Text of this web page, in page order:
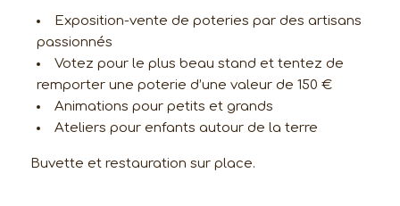
Exposition-vente de poteries par des artisans
passionnés
Votez pour le plus beau stand et tentez de
remporter une poterie d’une valeur de 150 €
Animations pour petits et grands
Ateliers pour enfants autour de la terre
Buvette et restauration sur place.